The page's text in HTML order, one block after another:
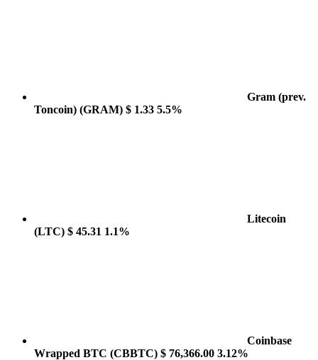
Gram (prev.
Toncoin) (GRAM) $ 1.33 5.5%
Litecoin
(LTC) $ 45.31 1.1%
Coinbase
Wrapped BTC (CBBTC) $ 76,366.00 3.12%